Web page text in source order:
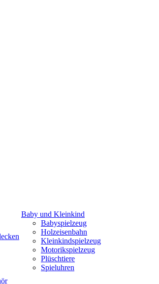
Baby und Kleinkind
Babyspielzeug
Holzeisenbahn
Kleinkindspielzeug
Motorikspielzeug
Plüschtiere
Spieluhren